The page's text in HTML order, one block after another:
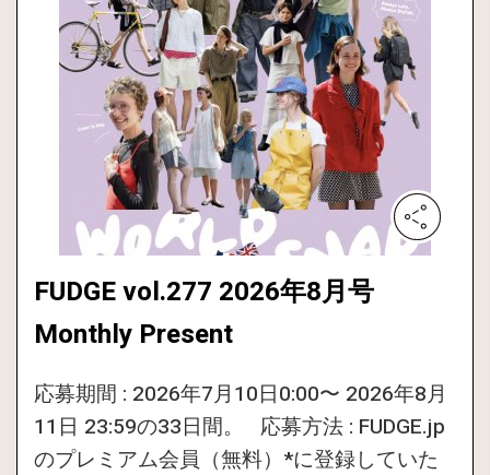
FUDGE vol.277 2026年8月号
Monthly Present
応募期間 : 2026年7月10日0:00〜 2026年8月
11日 23:59の33日間。 応募方法 : FUDGE.jp
のプレミアム会員（無料）*に登録していた